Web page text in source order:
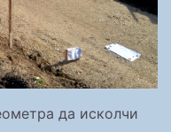
да исколчи